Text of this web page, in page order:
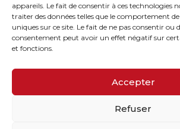
appareils. Le fait de consentir à ces technologies
traiter des données telles que le comportement
uniques sur ce site. Le fait de ne pas consentir ou
consentement peut avoir un effet négatif sur
et fonctions.
Accepter
Refuser
Footer
Principale
1 Boulevard du Parco – 56170
10 Rue Georges Pompidou –